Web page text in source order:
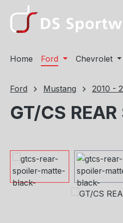
Hauptinhalt springen
Zur Suche springen
Zur Hauptnavigation
Home Ford Chevrolet
Ford Mustang 2010 -
GT/CS
Bildergalerie überspringen